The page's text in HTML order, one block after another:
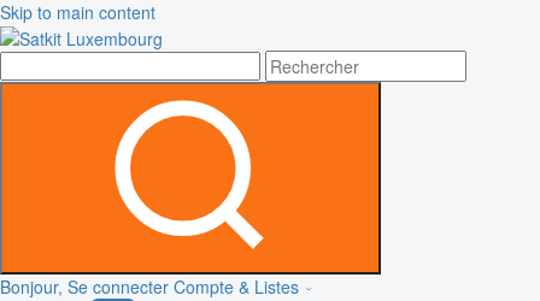
Skip to main content
Bonjour, Se connecter Compte & Listes